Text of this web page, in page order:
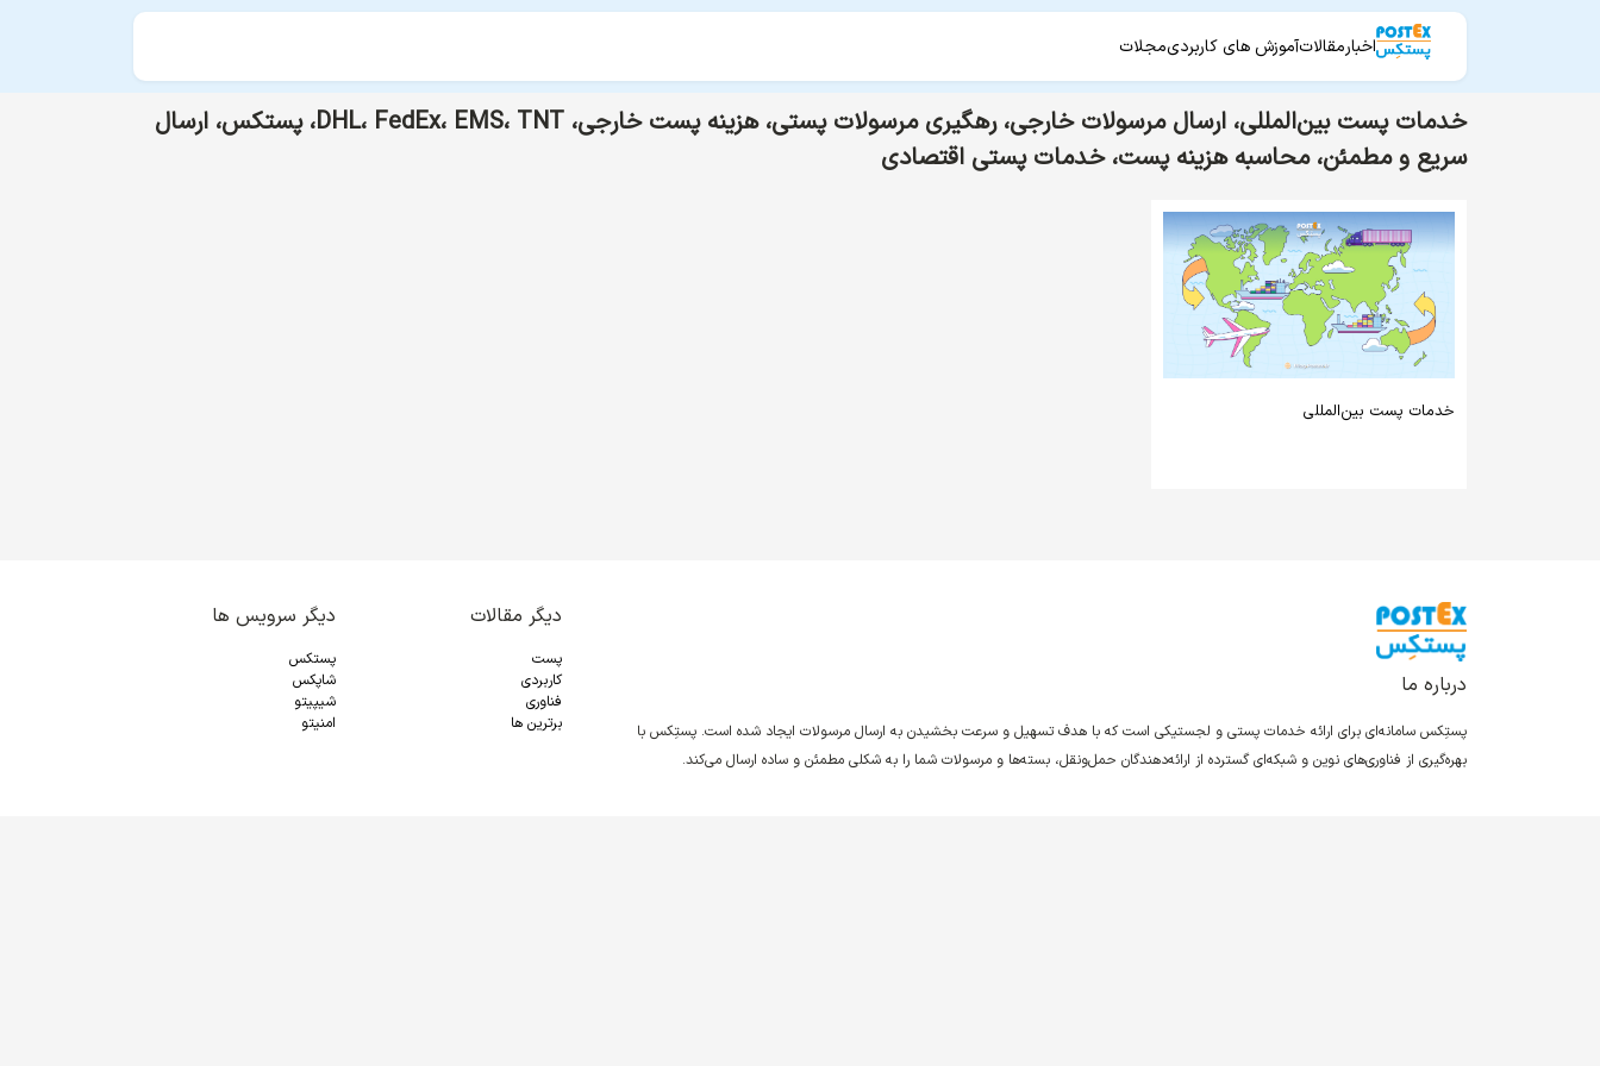
اخبارمقالاتآموزش های کاربردیمجلات
خدمات پست بین‌المللی، ارسال مرسولات خارجی، رهگیری مرسولات پستی، هزینه پست خارجی، DHL، FedEx، EMS، TNT، پستکس، ارسال
سریع و مطمئن، محاسبه هزینه پست، خدمات پستی اقتصادی
خدمات پست بین‌المللی
درباره ما
پستِکس سامانه‌ای برای ارائه خدمات پستی و لجستیکی است که با هدف تسهیل و سرعت بخشیدن به ارسال مرسولات ایجاد شده است. پستِکس با
بهره‌گیری از فناوری‌های نوین و شبکه‌ای گسترده از ارائه‌دهندگان حمل‌ونقل، بسته‌ها و مرسولات شما را به شکلی مطمئن و ساده ارسال می‌کند.
دیگر مقالات
پست
کاربردی
فناوری
برترین ها
دیگر سرویس ها
پستکس
شاپکس
شیپیتو
امنیتو